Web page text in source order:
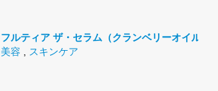
フルティア ザ・セラム（クランベリーオイル）
美容 , スキンケア